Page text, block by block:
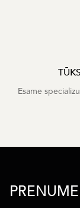
Esame